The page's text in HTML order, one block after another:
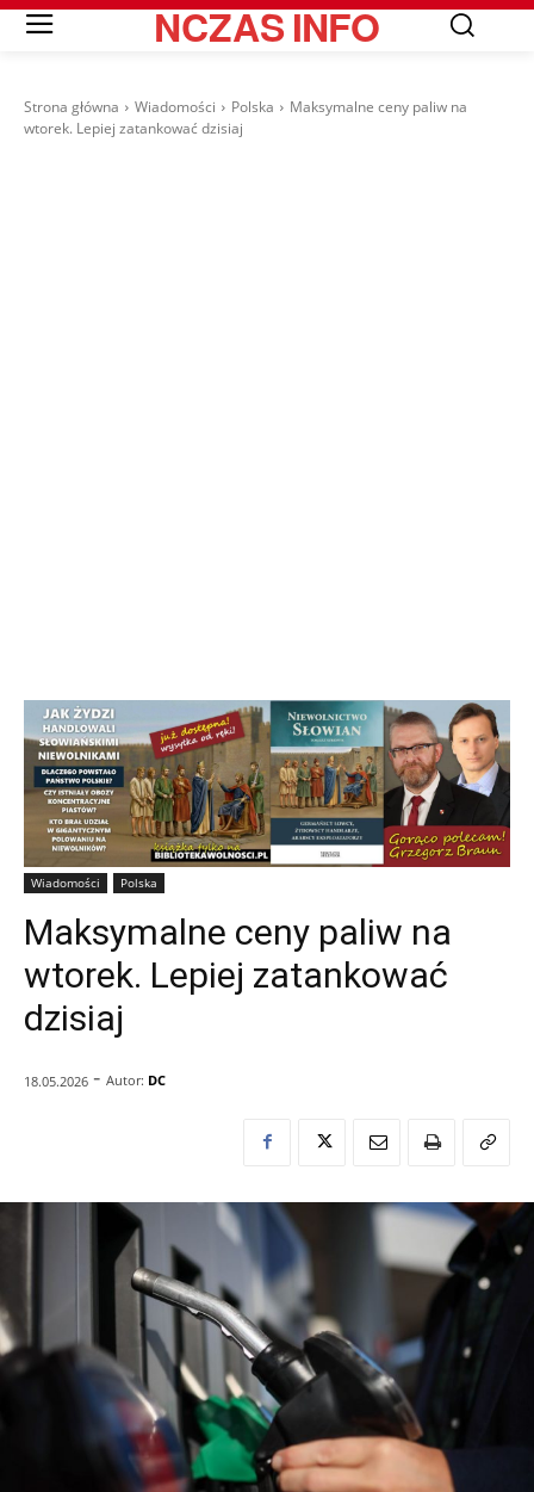
NCZASINFO
Strona główna Wiadomości Polska
Maksymalne ceny paliw na
wtorek. Lepiej zatankować dzisiaj
Wiadomości Polska
Maksymalne ceny paliw na
wtorek. Lepiej zatankować
dzisiaj
18.05.2026 - Autor: DC